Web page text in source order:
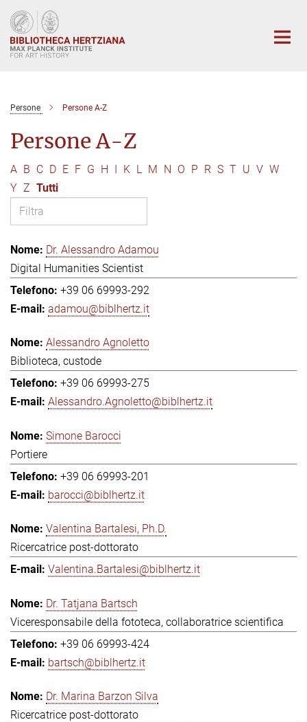
Main-
Content
Persone Persone A-Z
Persone A-Z
A B C D E F G H I K L M N O P R S T U V W
Y Z Tutti
Dr. Alessandro Adamou
Digital Humanities Scientist
+39 06 69993-292
adamou@biblhertz.it
Alessandro Agnoletto
Biblioteca, custode
+39 06 69993-275
Alessandro.Agnoletto@biblhertz.it
Simone Barocci
Portiere
+39 06 69993-201
barocci@biblhertz.it
Valentina Bartalesi, Ph.D.
Ricercatrice post-dottorato
Valentina.Bartalesi@biblhertz.it
Dr. Tatjana Bartsch
Viceresponsabile della fototeca, collaboratrice scientifica
+39 06 69993-424
bartsch@biblhertz.it
Dr. Marina Barzon Silva
Ricercatrice post-dottorato